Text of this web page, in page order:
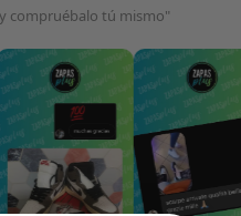
compruébalo tú mismo"